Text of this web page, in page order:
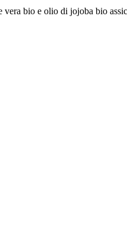
bio e olio di jojoba bio